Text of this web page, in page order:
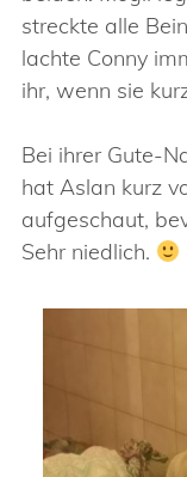
streckte alle
lachte Conny
ihr, wenn sie
Bei ihrer Gute-
hat Aslan kurz
aufgeschaut,
Sehr niedlich.